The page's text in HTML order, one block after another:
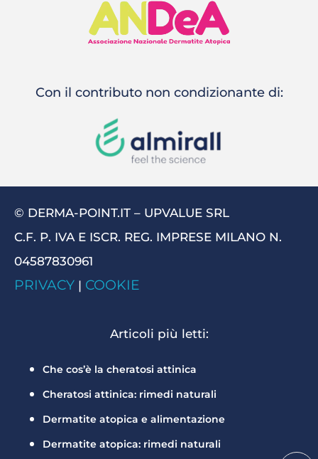
Con il contributo non condizionante di:
© DERMA-POINT.IT – UPVALUE SRL
C.F. P. IVA E ISCR. REG. IMPRESE MILANO N.
04587830961
PRIVACY | COOKIE
Articoli più letti:
Che cos’è la cheratosi attinica
Cheratosi attinica: rimedi naturali
Dermatite atopica e alimentazione
Dermatite atopica: rimedi naturali